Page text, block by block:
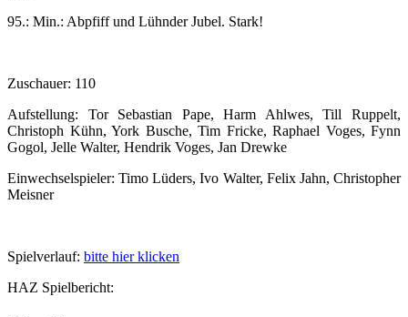
95.: Min.: Abpfiff und Lühnder Jubel. Stark!
Zuschauer: 110
Aufstellung: Tor Sebastian Pape, Harm Ahlwes, Till Ruppelt,
Christoph Kühn, York Busche, Tim Fricke, Raphael Voges, Fynn
Gogol, Jelle Walter, Hendrik Voges, Jan Drewke
Einwechselspieler: Timo Lüders, Ivo Walter, Felix Jahn, Christopher
Meisner
Spielverlauf: bitte hier klicken
HAZ Spielbericht: